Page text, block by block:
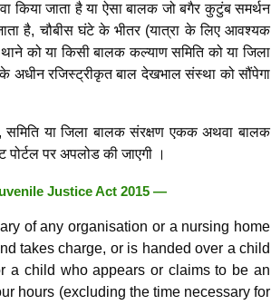
किया जाता है या ऐसा बालक जो बगैर कुटुंब समर्थन
है, चौबीस घंटे के भीतर (यात्रा के लिए आवश्यक
को या किसी बालक कल्याण समिति को या जिला
अधीन रजिस्ट्रीकृत बाल देखभाल संस्था को सौंपेगा
समिति या जिला बालक संरक्षण एकक अथवा बालक
पोर्टल पर अपलोड की जाएगी ।
Justice Act 2015 —
of any organisation or a nursing home
takes charge, or is handed over a child
a child who appears or claims to be an
hours (excluding the time necessary for